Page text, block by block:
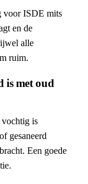
voor ISDE mits
en de
alle
ruim.
is met oud
vochtig is
gesaneerd
Een goede